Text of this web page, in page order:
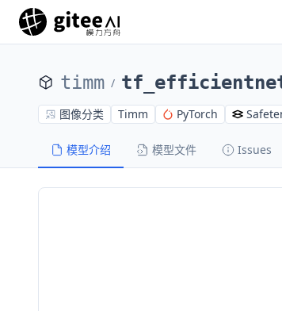
timm /
图像分类 Timm PyTorch
模型介绍 模型文件 Issues